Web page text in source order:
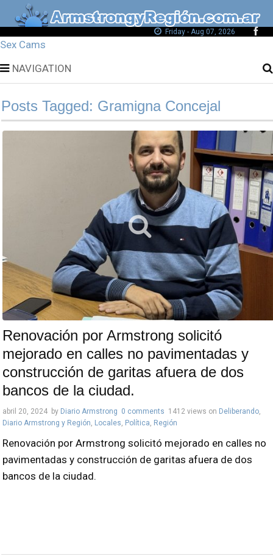
Friday - Aug 07, 2026
Sex Cams
NAVIGATION
Posts Tagged: Gramigna Concejal
Renovación por Armstrong solicitó
mejorado en calles no pavimentadas y
construcción de garitas afuera de dos
bancos de la ciudad.
abril 20, 2024 by Diario Armstrong 0 comments 1412 views on Deliberando,
Diario Armstrong y Región, Locales, Política, Región
Renovación por Armstrong solicitó mejorado en calles no
pavimentadas y construcción de garitas afuera de dos
bancos de la ciudad.